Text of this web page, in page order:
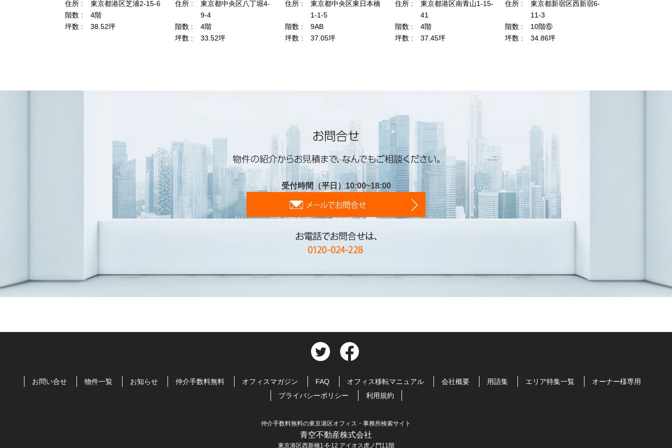
受付時間（平日）10:00~18:00
お問い合せ 物件一覧 お知らせ 仲介手数料無料 オフィスマガジン FAQ オフィス移転マニュアル 会社概要 用語集 エリア特集一覧
オーナー様専用
プライバシーポリシー
利用規約
仲介手数料無料の東京港区オフィス・事務所検索サイト
青空不動産株式会社
東京港区西新橋1-6-12 アイオス虎ノ門11階